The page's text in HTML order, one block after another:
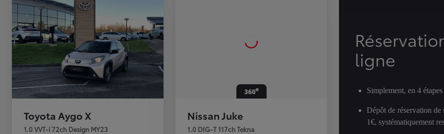
Toyota Aygo X
1.0 VVT-i 72ch Design MY23
Nissan Juke
1.0 DIG-T 117ch Tekna
ligne
Simplement, en 4 étapes
Dépôt de réservation de
1€, systématiquement